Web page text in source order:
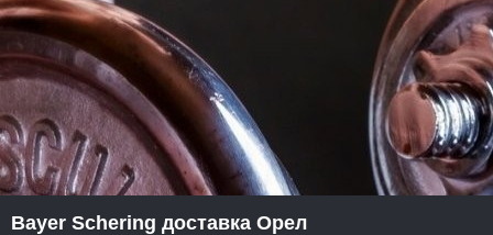
Bayer Schering доставка Орел